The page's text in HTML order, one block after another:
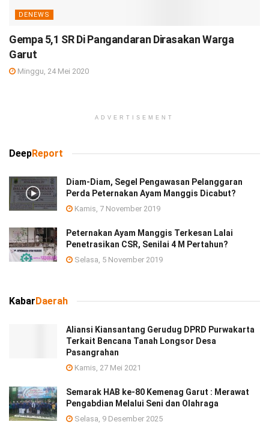
DENEWS
Gempa 5,1 SR Di Pangandaran Dirasakan Warga
Garut
Minggu, 24 Mei 2020
ADVERTISEMENT
DeepReport
Diam-Diam, Segel Pengawasan Pelanggaran
Perda Peternakan Ayam Manggis Dicabut?
Kamis, 7 November 2019
Peternakan Ayam Manggis Terkesan Lalai
Penetrasikan CSR, Senilai 4 M Pertahun?
Selasa, 5 November 2019
KabarDaerah
Aliansi Kiansantang Gerudug DPRD Purwakarta
Terkait Bencana Tanah Longsor Desa
Pasangrahan
Kamis, 27 Mei 2021
Semarak HAB ke-80 Kemenag Garut : Merawat
Pengabdian Melalui Seni dan Olahraga
Selasa, 9 Desember 2025